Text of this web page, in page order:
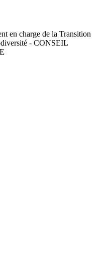
en charge de la Transition
- CONSEIL